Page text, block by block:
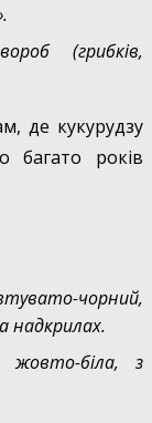
(грибків,
де кукурудзу
багато років
чорний,
надкрилах.
біла, з